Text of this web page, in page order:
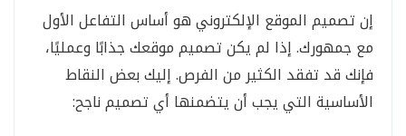
إن تصميم الموقع الإلكتروني هو أساس التفاعل الأول
مع جمهورك. إذا لم يكن تصميم موقعك جذابًا وعمليًا،
فإنك قد تفقد الكثير من الفرص. إليك بعض النقاط
الأساسية التي يجب أن يتضمنها أي تصميم ناجح: